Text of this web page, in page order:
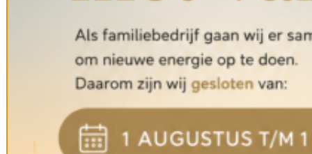
Vier hoog in Amsterdam. Een kamer-en-suite en twee